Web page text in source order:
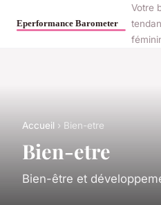
Votre
Accueil › Bien-etre
Bien-etre
Bien-être et